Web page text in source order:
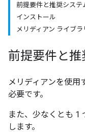
前提要件と推奨システ
インストール
メリディアン ライブ
前提要件と
メリディアンを使用
必要です。
また、少なくとも 1
します。